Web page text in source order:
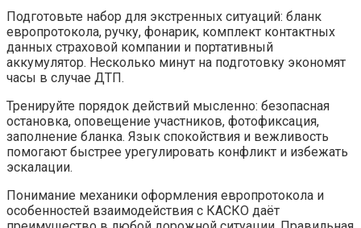
Подготовьте набор для экстренных ситуаций: бланк
европротокола, ручку, фонарик, комплект контактных
данных страховой компании и портативный
аккумулятор. Несколько минут на подготовку экономят
часы в случае ДТП.
Тренируйте порядок действий мысленно: безопасная
остановка, оповещение участников, фотофиксация,
заполнение бланка. Язык спокойствия и вежливость
помогают быстрее урегулировать конфликт и избежать
эскалации.
Понимание механики оформления европротокола и
особенностей взаимодействия с КАСКО даёт